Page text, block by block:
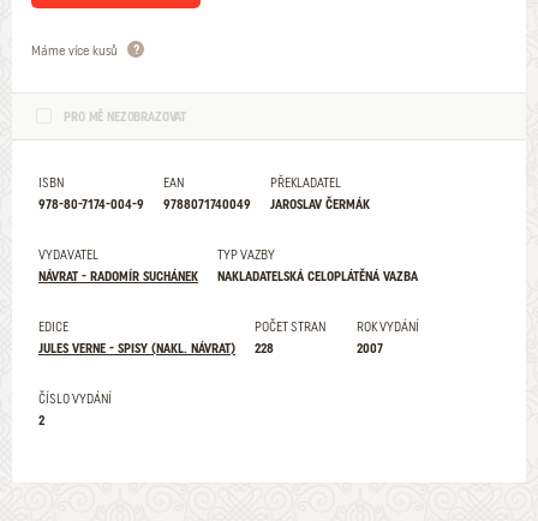
Máme více kusů
PRO MĚ NEZOBRAZOVAT
ISBN
978-80-7174-004-9
EAN
9788071740049
PŘEKLADATEL
JAROSLAV ČERMÁK
VYDAVATEL
NÁVRAT - RADOMÍR SUCHÁNEK
TYP VAZBY
NAKLADATELSKÁ CELOPLÁTĚNÁ VAZBA
EDICE
JULES VERNE - SPISY (NAKL. NÁVRAT)
POČET STRAN
228
ROK VYDÁNÍ
2007
ČÍSLO VYDÁNÍ
2